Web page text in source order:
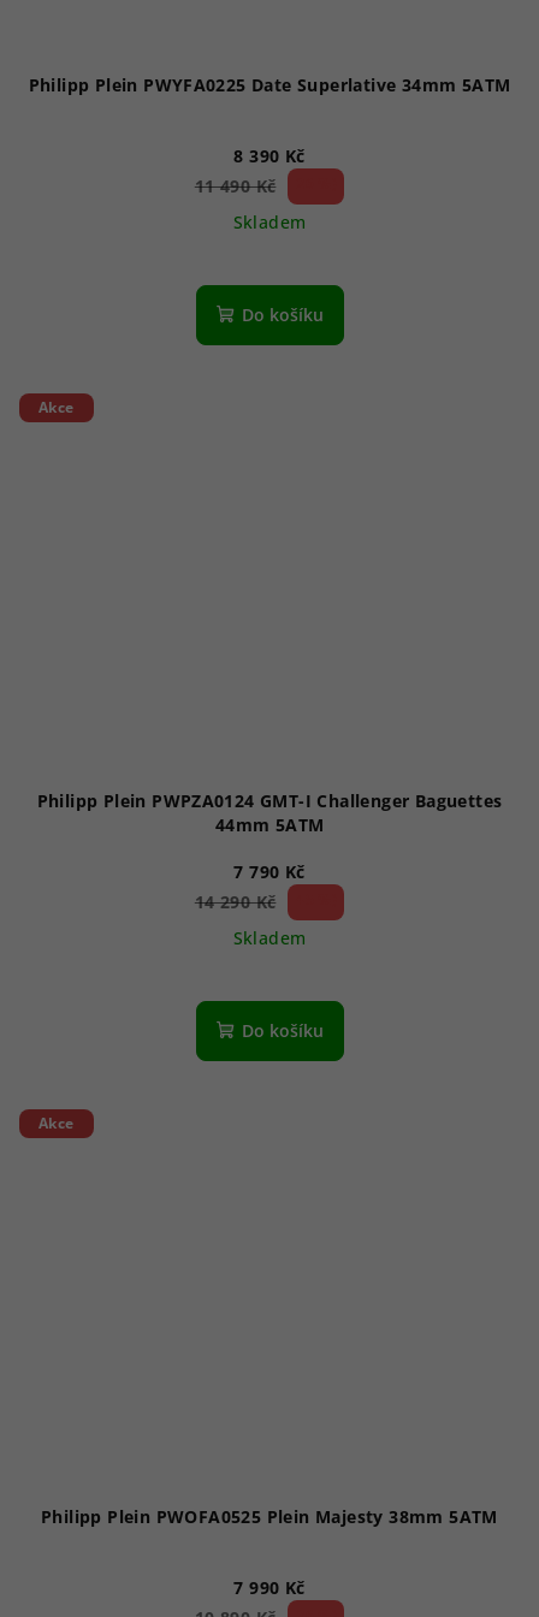
Philipp Plein PWYFA0225 Date Superlative 34mm 5ATM
8 390 Kč
11 490 Kč
Skladem
Do košíku
Akce
Philipp Plein PWPZA0124 GMT-I Challenger Baguettes
44mm 5ATM
7 790 Kč
14 290 Kč
Skladem
Do košíku
Akce
Philipp Plein PWOFA0525 Plein Majesty 38mm 5ATM
7 990 Kč